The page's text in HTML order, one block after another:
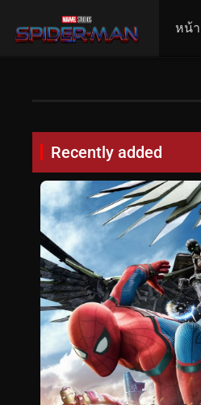
หน้
Recently added